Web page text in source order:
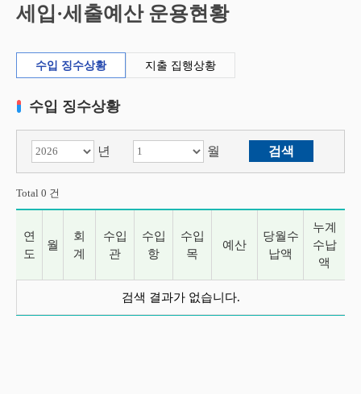
시
작
세입·세출예산 운용현황
수입 징수상황
수입 징수상황
년 월 검색
Total 0 건
연
도
월
회
계
수입
관
수입
항
수입
목
예산
당월수
납액
누계
수납
액
검색 결과가 없습니다.
지출 집행상황